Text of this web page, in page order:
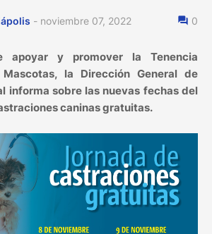
- noviembre 07, 2022 0
y promover la Tenencia
Mascotas, la Dirección General de
informa sobre las nuevas fechas del
caninas gratuitas.